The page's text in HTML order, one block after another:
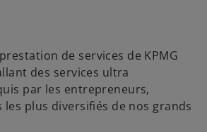
de services de KPMG
des services ultra
par les entrepreneurs,
les plus diversifiés de nos grands